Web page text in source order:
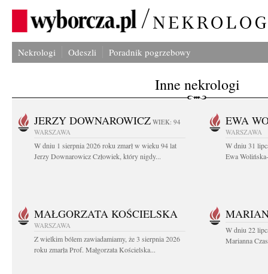
Nekrologi Odeszli Poradnik pogrzebowy
Inne nekrologi
JERZY DOWNAROWICZ WIEK: 94
WARSZAWA
W dniu 1 sierpnia 2026 roku zmarł w wieku 94 lat
Jerzy Downarowicz Człowiek, który nigdy...
EWA
WARSZAWA
W dniu 31
Ewa
MAŁGORZATA KOŚCIELSKA
WARSZAWA
Z wielkim bólem zawiadamiamy, że 3 sierpnia 2026
roku zmarła Prof. Małgorzata Kościelska...
W dniu 22
Marianna